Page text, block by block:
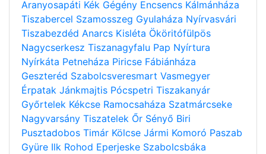
Aranyosapáti Kék Gégény Encsencs Kálmánháza
Tiszabercel Szamosszeg Gyulaháza Nyírvasvári
Tiszabezdéd Anarcs Kisléta Ököritófülpös
Nagycserkesz Tiszanagyfalu Pap Nyírtura
Nyírkáta Petneháza Piricse Fábiánháza
Geszteréd Szabolcsveresmart Vasmegyer
Érpatak Jánkmajtis Pócspetri Tiszakanyár
Győrtelek Kékcse Ramocsaháza Szatmárcseke
Nagyvarsány Tiszatelek Őr Sényő Biri
Pusztadobos Timár Kölcse Jármi Komoró Paszab
Gyüre Ilk Rohod Eperjeske Szabolcsbáka